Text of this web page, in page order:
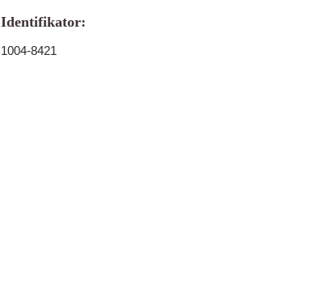
Identifikator:
1004-8421